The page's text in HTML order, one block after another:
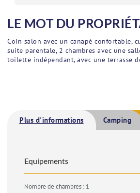
LE MOT DU
Coin salon avec un canapé confortable,
suite parentale, 2 chambres avec une
toilette indépendant, avec une terrasse
Plus d'informations Camping
Equipements
Nombre de chambres : 1